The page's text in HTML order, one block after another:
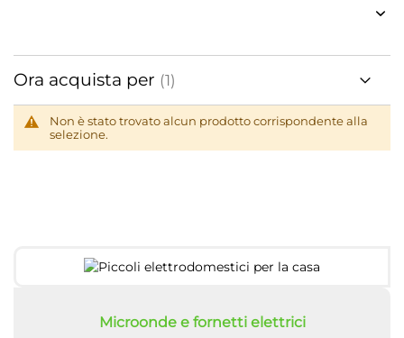
Non è stato trovato alcun prodotto corrispondente alla
selezione.
Ora acquista per
Microonde e fornetti elettrici